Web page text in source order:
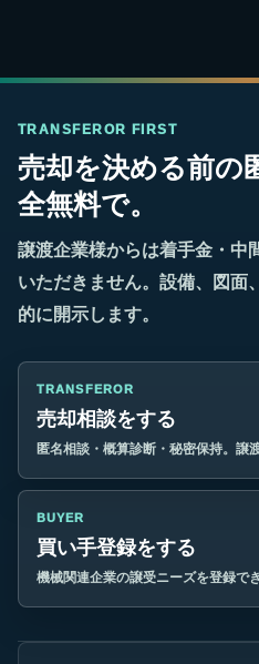
TRANSFEROR FIRST
売却を決める前の
全無料で。
譲渡企業様からは着手金・中
いただきません。設備、図面
的に開示します。
TRANSFEROR
売却相談をする
匿名相談・概算診断・秘密保持。譲
BUYER
買い手登録をする
機械関連企業の譲受ニーズを登録でき